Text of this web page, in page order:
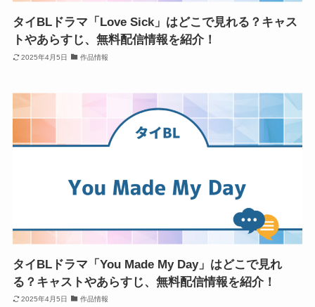
タイBLドラマ「Love Sick」はどこで見れる？キャス
トやあらすじ、無料配信情報を紹介！
2025年4月5日 作品情報
タイBLドラマ「You Made My Day」はどこで見れ
る？キャストやあらすじ、無料配信情報を紹介！
2025年4月5日 作品情報